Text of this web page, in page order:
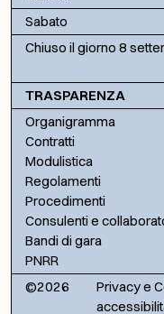
Sabato
Chiuso il giorno 8
TRASPARENZA
Organigramma
Contratti
Modulistica
Regolamenti
Procedimenti
Consulenti e
Bandi di gara
PNRR
©2026
Privacy e